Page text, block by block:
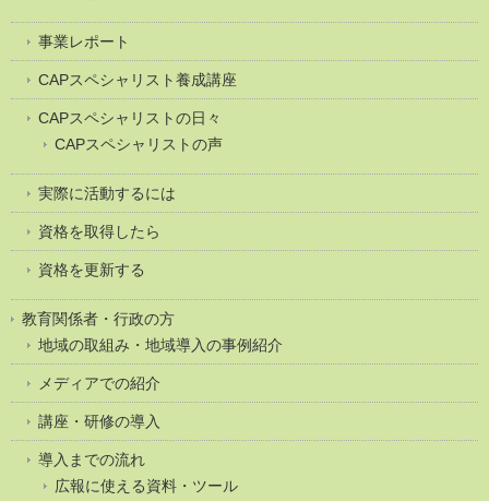
事業レポート
CAPスペシャリスト養成講座
CAPスペシャリストの日々
CAPスペシャリストの声
実際に活動するには
資格を取得したら
資格を更新する
教育関係者・行政の方
地域の取組み・地域導入の事例紹介
メディアでの紹介
講座・研修の導入
導入までの流れ
広報に使える資料・ツール